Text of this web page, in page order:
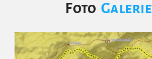
Foto Galerie